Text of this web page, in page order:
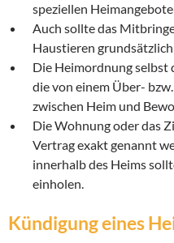
speziellen
Auch sollte das
Haustieren
Die Heimordnung selbst
die von einem Über-
zwischen Heim und
Die Wohnung oder das
Vertrag exakt genannt
innerhalb des Heims
einholen.
Kündigung eines